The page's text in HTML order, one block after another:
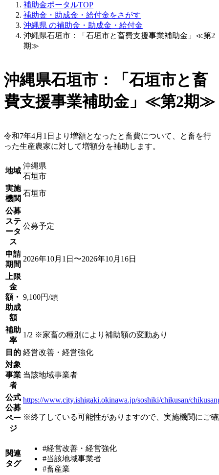
補助金ポータルTOP
補助金・助成金・給付金をさがす
沖縄県 の補助金・助成金・給付金
沖縄県石垣市：「石垣市と畜費支援事業補助金」≪第2
期≫
沖縄県石垣市：「石垣市と畜
費支援事業補助金」≪第2期≫
令和7年4月1日より増額となったと畜費について、と畜を行
った生産農家に対して増額分を補助します。
地域
沖縄県
石垣市
実施
機関
石垣市
公募
ステ
ータ
ス
公募予定
申請
期間
2026年10月1日〜2026年10月16日
上限
金
額・
助成
額
9,100円/頭
補助
率
1/2 ※家畜の種別により補助額の変動あり
目的 経営改善・経営強化
対象
事業
者
当該地域事業者
公式
公募
ペー
ジ
https://www.city.ishigaki.okinawa.jp/soshiki/chikusan/
※終了している可能性がありますので、実施機関にご
関連
タグ
#経営改善・経営強化
#当該地域事業者
#畜産業